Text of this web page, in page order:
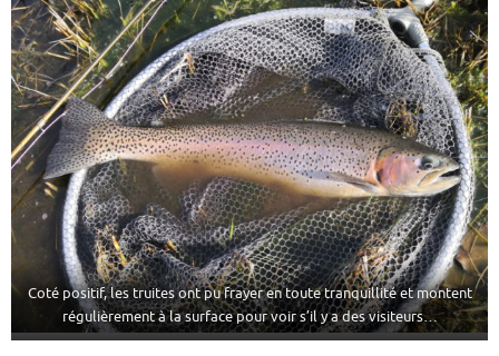
Coté positif, les truites ont pu frayer en toute tranquillité et montent
régulièrement à la surface pour voir s’il y a des visiteurs…